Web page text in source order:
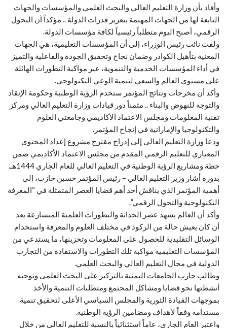
وأفاد بأن وزارة التعليم العالي والبحث العلمي والمؤسسات والجهات
التابعة لها من الجهات المهتمة بتعزيز قدرات الدولة .. مؤكداً أن التحول
الرقمي، أصبح اليوم متطلباً رئيسياً لكافة مؤسسات الدولة.
ولفت نائب رئيس الوزراء، إلى أن المؤسسات التعليمية، هي الجهات
المعنية بتأهيل الكوادر وضمان نجاح وتحقيق الجودة والفاعلية والتميز
في أداء المؤسسات الخدمية والتنموية، عبر مواكبة التطورات الهائلة
على مستوى العالم والسعي لتنمية الوعي التكنولوجي.
وأكد أن مخرجات ونتائج المؤتمر ستخدم الرؤية الوطنية وحكومة الإنقاذ
والتوجه للنهوض والبناء .. مثمناً دور قيادات وزارة التعليم العالي ومركز
تقنية المعلومات ومجلس الاعتماد الأكاديمي وجامعتي العلوم
والتكنولوجيا والإماراتية في إنجاح المؤتمر.
ودعا وزارة التعليم العالي إلى إدراج مقترح مشروع إعداد المحتوى
المعياري للتعليم الرقمي المقدم من مجلس الاعتماد الأكاديمي ضمن
خطة ومشاريع الرؤية الوطنية في التعليم العالي للعام الجاري 1444هـ.
بدوره أشار وزير التعليم العالي – رئيس المؤتمر حسين حازب، إلى
أهمية المؤتمر الذي يناقش أحد أهم قضايا العصر المتمثلة في “المعرفة
التكنولوجية والتحول الرقمي”.
وأكد أن العالم يشهد عصر الحداثة والتطورات العلمية المتسارعة بعد
أن كان يعيش حالة من الركود في مختلف العلوم والمعرفة واستخدام
الوسائل التقليدية للحصول على المعلومات وتخزينها، ما يستدعي من
المؤسسات التعليمية مواكبة تلك التطورات والاستفادة من التجارب
الدولية في مجال التعليم العالي والبحث العلمي.
وطالب حازب الجامعات اليمنية بالتركيز على البحث العلمي وتوجيه
أنشطتها نحو قضايا ومشاكل المجتمع ومتطلبات التنمية والأخذ
بموجهات القيادة الثورية والمجلس السياسي الأعلى لتحقيق تنمية
مستدامة وفقاً لأهداف ومضامين الرؤية الوطنية.
واعتبر العام الجاري، عاماً استثنائياً بالنسبة للتعليم العالي من خلال